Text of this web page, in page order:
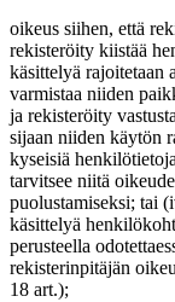
oikeus siihen, että
rekisteröity kiistää
käsittelyä rajoitetaan
varmistaa niiden
ja rekisteröity
sijaan niiden käytön
kyseisiä
tarvitsee niitä
puolustamiseksi; tai
käsittelyä
perusteella
rekisterinpitäjän
18 art.);